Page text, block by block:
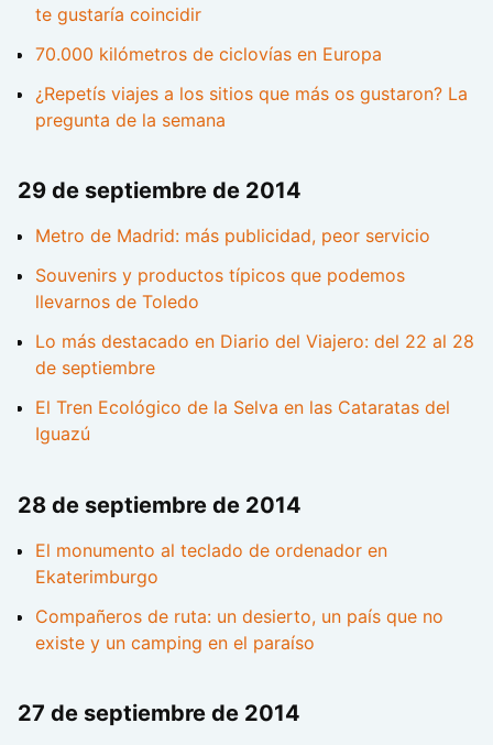
te gustaría coincidir
70.000 kilómetros de ciclovías en Europa
¿Repetís viajes a los sitios que más os gustaron? La
pregunta de la semana
29 de septiembre de 2014
Metro de Madrid: más publicidad, peor servicio
Souvenirs y productos típicos que podemos
llevarnos de Toledo
Lo más destacado en Diario del Viajero: del 22 al 28
de septiembre
El Tren Ecológico de la Selva en las Cataratas del
Iguazú
28 de septiembre de 2014
El monumento al teclado de ordenador en
Ekaterimburgo
Compañeros de ruta: un desierto, un país que no
existe y un camping en el paraíso
27 de septiembre de 2014